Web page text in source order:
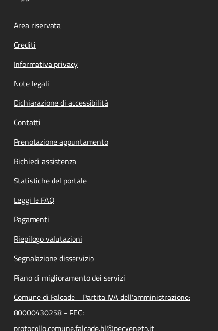
Footer menu
Area riservata
Crediti
Informativa privacy
Note legali
Dichiarazione di accessibilità
Contatti
Prenotazione appuntamento
Richiedi assistenza
Statistiche del portale
Leggi le FAQ
Pagamenti
Riepilogo valutazioni
Segnalazione disservizio
Piano di miglioramento dei servizi
Comune di Falcade - Partita IVA dell'amministrazione:
80000430258 - PEC:
protocollo.comune.falcade.bl@pecveneto.it